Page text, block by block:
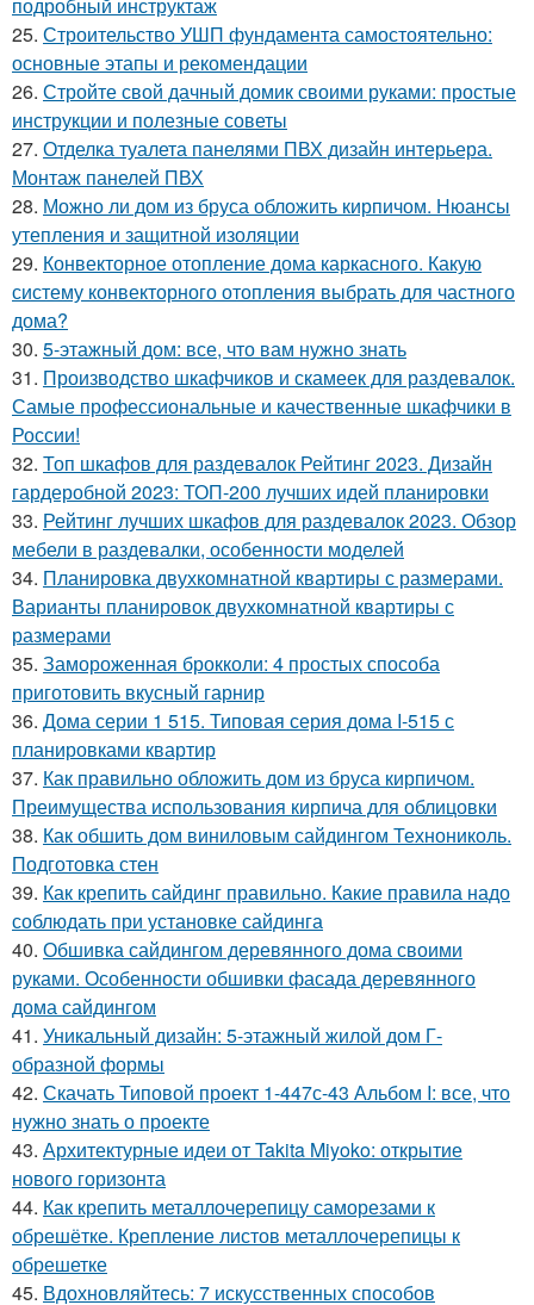
25. Строительство УШП фундамента самостоятельно:
основные этапы и рекомендации
26. Стройте свой дачный домик своими руками: простые
инструкции и полезные советы
27. Отделка туалета панелями ПВХ дизайн интерьера.
Монтаж панелей ПВХ
28. Можно ли дом из бруса обложить кирпичом. Нюансы
утепления и защитной изоляции
29. Конвекторное отопление дома каркасного. Какую
систему конвекторного отопления выбрать для частного
дома?
30. 5-этажный дом: все, что вам нужно знать
31. Производство шкафчиков и скамеек для раздевалок.
Самые профессиональные и качественные шкафчики в
России!
32. Топ шкафов для раздевалок Рейтинг 2023. Дизайн
гардеробной 2023: ТОП-200 лучших идей планировки
33. Рейтинг лучших шкафов для раздевалок 2023. Обзор
мебели в раздевалки, особенности моделей
34. Планировка двухкомнатной квартиры с размерами.
Варианты планировок двухкомнатной квартиры с
размерами
35. Замороженная брокколи: 4 простых способа
приготовить вкусный гарнир
36. Дома серии 1 515. Типовая серия дома I-515 с
планировками квартир
37. Как правильно обложить дом из бруса кирпичом.
Преимущества использования кирпича для облицовки
38. Как обшить дом виниловым сайдингом Технониколь.
Подготовка стен
39. Как крепить сайдинг правильно. Какие правила надо
соблюдать при установке сайдинга
40. Обшивка сайдингом деревянного дома своими
руками. Особенности обшивки фасада деревянного
дома сайдингом
41. Уникальный дизайн: 5-этажный жилой дом Г-
образной формы
42. Скачать Типовой проект 1-447с-43 Альбом I: все, что
нужно знать о проекте
43. Архитектурные идеи от Takita Miyoko: открытие
нового горизонта
44. Как крепить металлочерепицу саморезами к
обрешётке. Крепление листов металлочерепицы к
обрешетке
45. Вдохновляйтесь: 7 искусственных способов